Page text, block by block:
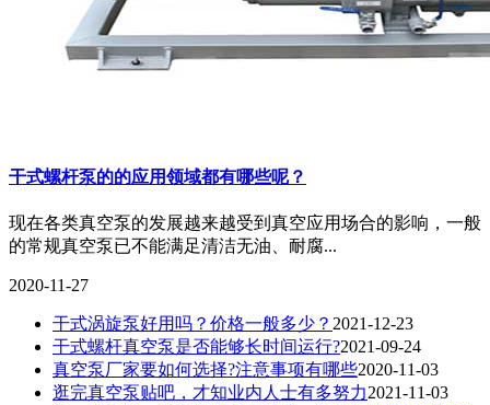
干式螺杆泵的的应用领域都有哪些呢？
现在各类真空泵的发展越来越受到真空应用场合的影响，一般
的常规真空泵已不能满足清洁无油、耐腐...
2020-11-27
干式涡旋泵好用吗？价格一般多少？ 2021-12-23
干式螺杆真空泵是否能够长时间运行?2021-09-24
真空泵厂家要如何选择?注意事项有哪些2020-11-03
逛完真空泵贴吧，才知业内人士有多努力2021-11-03